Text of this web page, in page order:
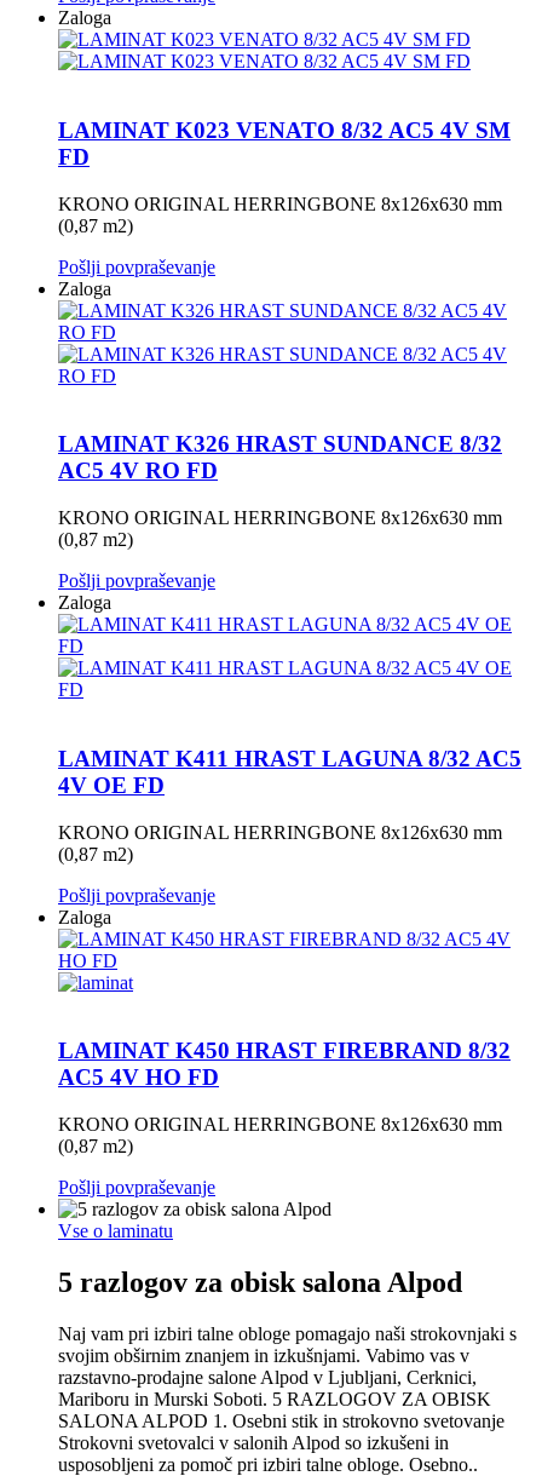
Zaloga
LAMINAT K023 VENATO 8/32 AC5 4V SM
FD
KRONO ORIGINAL HERRINGBONE 8x126x630 mm
(0,87 m2)
Pošlji povpraševanje
Zaloga
LAMINAT K326 HRAST SUNDANCE 8/32
AC5 4V RO FD
KRONO ORIGINAL HERRINGBONE 8x126x630 mm
(0,87 m2)
Pošlji povpraševanje
Zaloga
LAMINAT K411 HRAST LAGUNA 8/32 AC5
4V OE FD
KRONO ORIGINAL HERRINGBONE 8x126x630 mm
(0,87 m2)
Pošlji povpraševanje
Zaloga
LAMINAT K450 HRAST FIREBRAND 8/32
AC5 4V HO FD
KRONO ORIGINAL HERRINGBONE 8x126x630 mm
(0,87 m2)
Pošlji povpraševanje
Vse o laminatu
5 razlogov za obisk salona Alpod
Naj vam pri izbiri talne obloge pomagajo naši strokovnjaki s
svojim obširnim znanjem in izkušnjami. Vabimo vas v
razstavno-prodajne salone Alpod v Ljubljani, Cerknici,
Mariboru in Murski Soboti. 5 RAZLOGOV ZA OBISK
SALONA ALPOD 1. Osebni stik in strokovno svetovanje
Strokovni svetovalci v salonih Alpod so izkušeni in
usposobljeni za pomoč pri izbiri talne obloge. Osebno..